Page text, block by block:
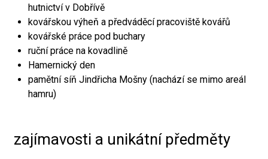
hutnictví v Dobřívě
kovářskou výheň a předváděcí pracoviště kovářů
kovářské práce pod buchary
ruční práce na kovadlině
Hamernický den
pamětní síň Jindřicha Mošny (nachází se mimo areál
hamru)
zajímavosti a unikátní předměty